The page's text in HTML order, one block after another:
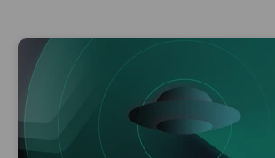
Únete al equipo
Test